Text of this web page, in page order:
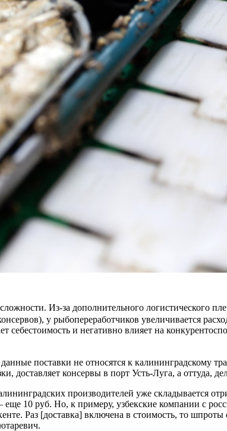
Из-за дополнительного логистического
у рыбопереработчиков увеличивается
себестоимость и негативно влияет на
поставки не относятся к калининградскому
доставляет консервы в порт Усть-Луга, а оттуда,
производителей уже складывается
10 руб. Но, к примеру, узбекские компании с
Раз [доставка] включена в стоимость, то